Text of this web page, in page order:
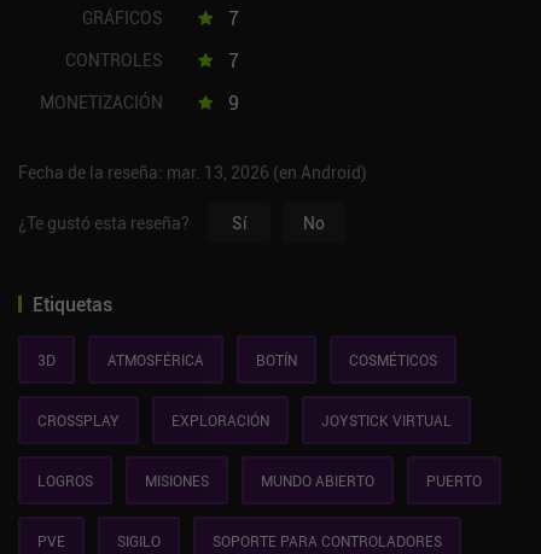
GRÁFICOS 7
CONTROLES 7
MONETIZACIÓN 9
Fecha de la reseña: mar. 13, 2026 (en Android)
¿Te gustó esta reseña? Sí No
Etiquetas
3D ATMOSFÉRICA BOTÍN COSMÉTICOS
CROSSPLAY EXPLORACIÓN JOYSTICK VIRTUAL
LOGROS MISIONES MUNDO ABIERTO PUERTO
PVE SIGILO SOPORTE PARA CONTROLADORES